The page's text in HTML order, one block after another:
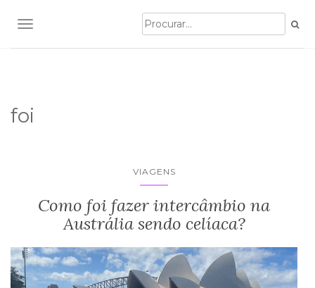
TOGGLE NAVIGATION
foi
VIAGENS
Como foi fazer intercâmbio na
Austrália sendo celíaca?